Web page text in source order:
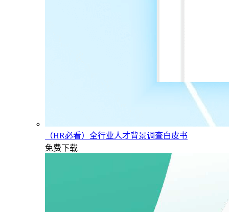
（HR必看）全行业人才背景调查白皮书
免费下载